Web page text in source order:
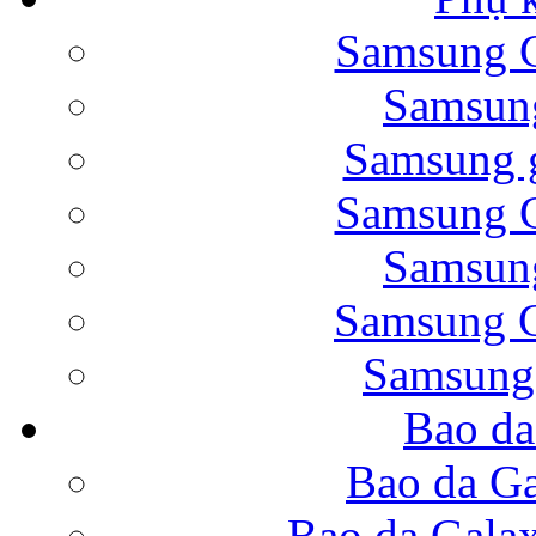
Bao da Samsung
Bao da Galaxy
Nắp lưng Samsung
Samsung
Samsung
Samsung
Bao
Bao da